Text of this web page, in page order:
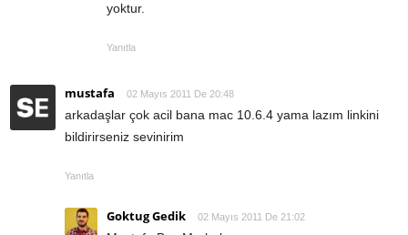
yoktur.
Yanıtla
mustafa 02 Mayıs 2011 De 20:48
arkadaşlar çok acil bana mac 10.6.4 yama lazım linkini
bildirirseniz sevinirim
Yanıtla
Goktug Gedik 02 Mayıs 2011 De 21:02